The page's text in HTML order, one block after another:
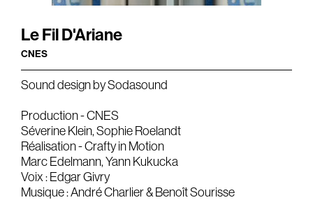
Gears & Instruments
Music
Recording
Mixing
Mastering
Producing
Music
Artists
Le Fil D'Ariane
CNES
Sound design by Sodasound
Production - CNES
Séverine Klein, Sophie Roelandt
Réalisation - Crafty in Motion
Marc Edelmann, Yann Kukucka
Voix : Edgar Givry
Musique : André Charlier & Benoît Sourisse